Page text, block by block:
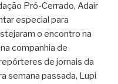
Pró-Cerrado, Adair
especial para
o encontro na
companhia de
de jornais da
semana passada, Lupi